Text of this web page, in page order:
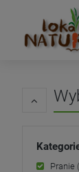
Pranie